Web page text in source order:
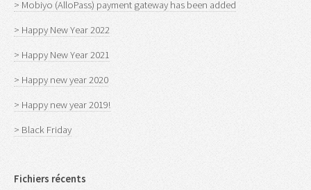
> Mobiyo (AlloPass) payment gateway has been added
> Happy New Year 2022
> Happy New Year 2021
> Happy new year 2020
> Happy new year 2019!
> Black Friday
Fichiers récents